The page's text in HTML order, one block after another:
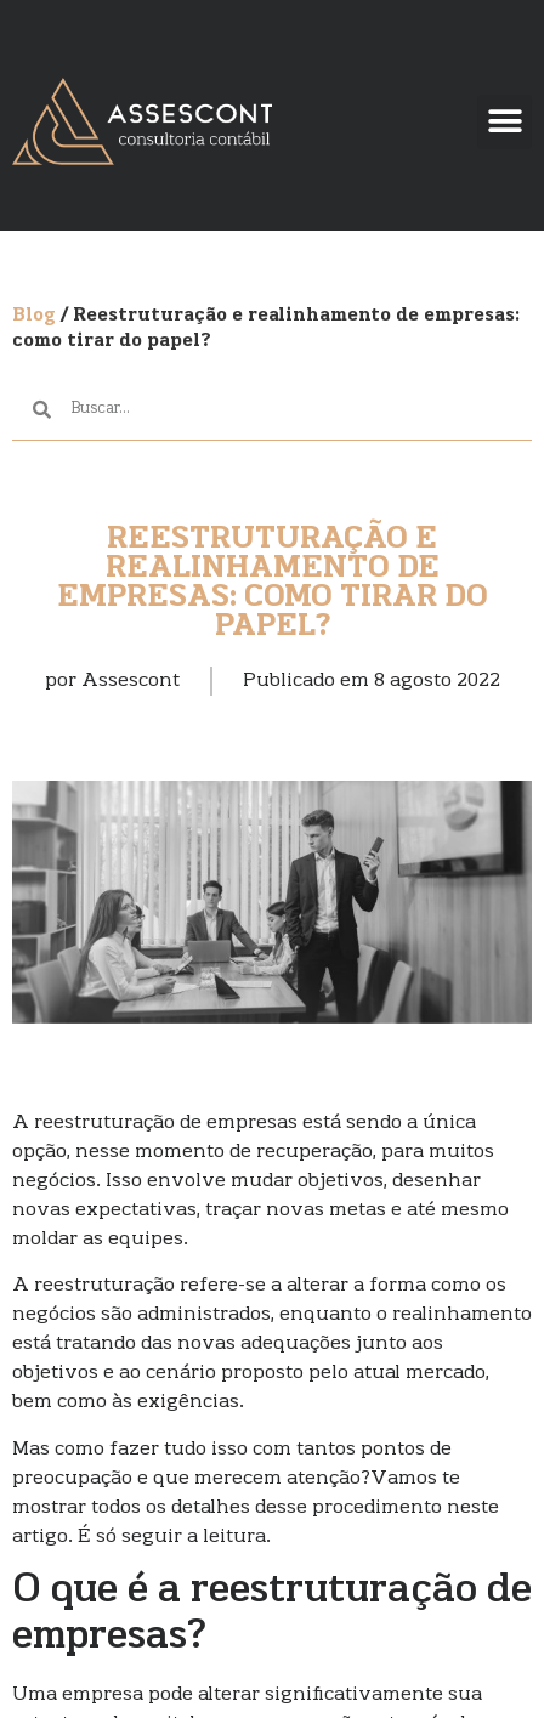
Blog/ Reestruturação e realinhamento de empresas:
como tirar do papel?
REESTRUTURAÇÃO E
REALINHAMENTO DE
EMPRESAS: COMO TIRAR DO
PAPEL?
por Assescont Publicado em 8 agosto 2022
A reestruturação de empresas está sendo a única
opção, nesse momento de recuperação, para muitos
negócios. Isso envolve mudar objetivos, desenhar
novas expectativas, traçar novas metas e até mesmo
moldar as equipes.
A reestruturação refere-se a alterar a forma como os
negócios são administrados, enquanto o realinhamento
está tratando das novas adequações junto aos
objetivos e ao cenário proposto pelo atual mercado,
bem como às exigências.
Mas como fazer tudo isso com tantos pontos de
preocupação e que merecem atenção?Vamos te
mostrar todos os detalhes desse procedimento neste
artigo. É só seguir a leitura.
O que é a reestruturação de
empresas?
Uma empresa pode alterar significativamente sua